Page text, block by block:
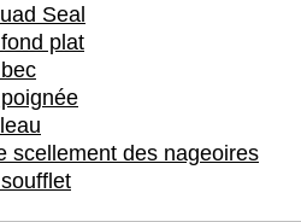
Seal
plat
scellement des nageoires